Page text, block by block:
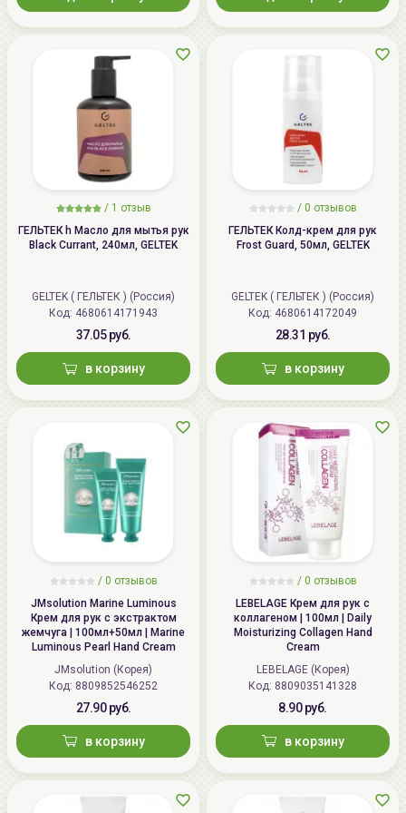
разглаживающие движения, а лишь слегка
придавите патчи, чтобы микроиглы вошли в кожу,
после чего перемещение патча недопустимо.
. Оставьте на коже на 25 минут, чтобы микроиглы
растворились в коже. Для большей эффективности
можно надавливать на патчи каждые 5 минут.
После снятия патчей не рекомендуется наносить
макияж и другую косметику в течении 20 минут.
/ 1 отзыв
ГЕЛЬТЕК h Масло для мытья рук
Black Currant, 240мл, GELTEK
GELTEK ( ГЕЛЬТЕК ) (Россия)
Код: 4680614171943
37.05 руб.
в корзину
/ 0 отзывов
ГЕЛЬТЕК Колд-крем для рук
Frost Guard, 50мл, GELTEK
GELTEK ( ГЕЛЬТЕК ) (Россия)
Код: 4680614172049
28.31 руб.
в корзину
/ 0 отзывов
JMsolution Marine Luminous
Крем для рук с экстрактом
жемчуга | 100мл+50мл | Marine
Luminous Pearl Hand Cream
JMsolution (Корея)
Код: 8809852546252
27.90 руб.
в корзину
/ 0 отзывов
LEBELAGE Крем для рук с
коллагеном | 100мл | Daily
Moisturizing Collagen Hand
Cream
LEBELAGE (Корея)
Код: 8809035141328
8.90 руб.
в корзину